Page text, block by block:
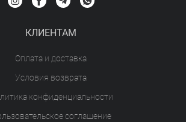
КЛИЕНТАМ
Оплата и доставка
Условия возврата
конфиденциальности
соглашение